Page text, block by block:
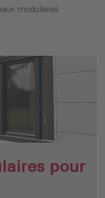
modulaires
pour